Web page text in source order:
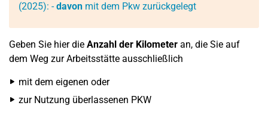
(2025): -davon mit dem Pkw zurückgelegt
Geben Sie hier die Anzahl der Kilometer an, die Sie auf
dem Weg zur Arbeitsstätte ausschließlich
mit dem eigenen oder
zur Nutzung überlassenen PKW